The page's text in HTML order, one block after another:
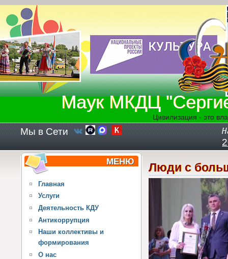
Перейти к основному содержанию
Маук МКДЦ
Цивилизация - это
Мы в Сети
МЕНЮ
Главная
Услуги
Деятельность КДУ
Антикоррупция
Наши коллективы и
формирования
О нас
Люди с